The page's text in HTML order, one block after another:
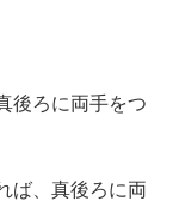
後ろに両手をつ
ば、真後ろに両